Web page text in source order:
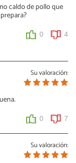
caldo de pollo que
0 4
de caldo de pollo.
ya preparados
de-pollo-basico--
0 2
Su valoración:
0 7
Su valoración: